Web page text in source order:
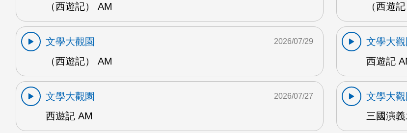
（西遊記） AM
（西遊
文學大觀園
（西遊記） AM
2026/07/29
文學大觀
西遊記
文學大觀園
西遊記 AM
2026/07/27
文學大觀
三國演